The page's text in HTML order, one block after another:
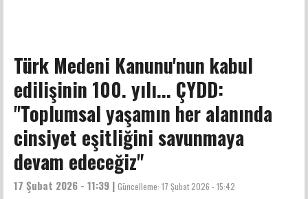
Türk Medeni Kanunu'nun kabul
edilişinin 100. yılı... ÇYDD:
"Toplumsal yaşamın her alanında
cinsiyet eşitliğini savunmaya
devam edeceğiz"
17 Şubat 2026 - 11:39 | Güncelleme: 17 Şubat 2026 - 15:42